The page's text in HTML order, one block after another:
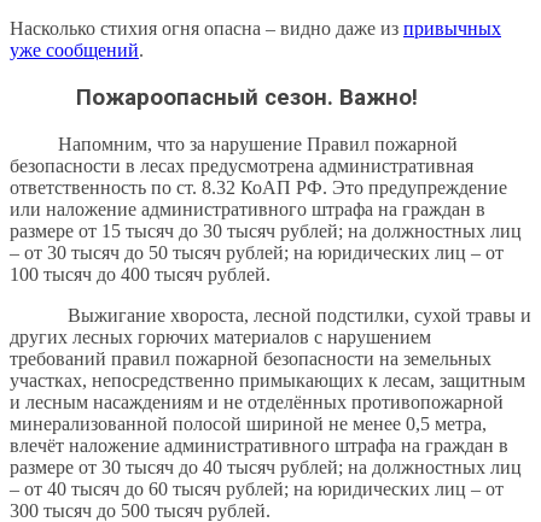
Насколько стихия огня опасна – видно даже из привычных
уже сообщений.
Пожароопасный сезон. Важно!
Напомним, что за нарушение Правил пожарной
безопасности в лесах предусмотрена административная
ответственность по ст. 8.32 КоАП РФ. Это предупреждение
или наложение административного штрафа на граждан в
размере от 15 тысяч до 30 тысяч рублей; на должностных лиц
– от 30 тысяч до 50 тысяч рублей; на юридических лиц – от
100 тысяч до 400 тысяч рублей.
Выжигание хвороста, лесной подстилки, сухой травы и
других лесных горючих материалов с нарушением
требований правил пожарной безопасности на земельных
участках, непосредственно примыкающих к лесам, защитным
и лесным насаждениям и не отделённых противопожарной
минерализованной полосой шириной не менее 0,5 метра,
влечёт наложение административного штрафа на граждан в
размере от 30 тысяч до 40 тысяч рублей; на должностных лиц
– от 40 тысяч до 60 тысяч рублей; на юридических лиц – от
300 тысяч до 500 тысяч рублей.